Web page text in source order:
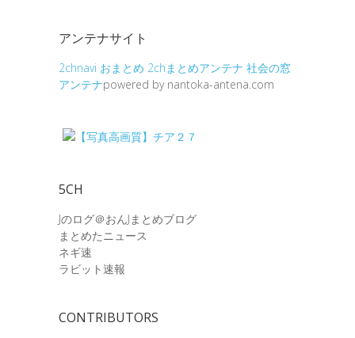
アンテナサイト
2chnavi おまとめ 2chまとめアンテナ 社会の窓
アンテナpowered by nantoka-antena.com
5CH
Jのログ＠おんJまとめブログ
まとめたニュース
ネギ速
ラビット速報
CONTRIBUTORS